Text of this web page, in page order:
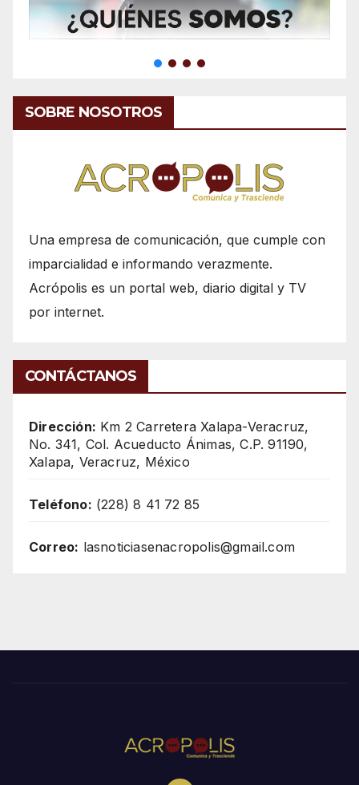
SOBRE NOSOTROS
Una empresa de comunicación, que cumple con
imparcialidad e informando verazmente.
Acrópolis es un portal web, diario digital y TV
por internet.
CONTÁCTANOS
Dirección: Km 2 Carretera Xalapa-Veracruz,
No. 341, Col. Acueducto Ánimas, C.P. 91190,
Xalapa, Veracruz, México
Teléfono: (228) 8 41 72 85
Correo: lasnoticiasenacropolis@gmail.com